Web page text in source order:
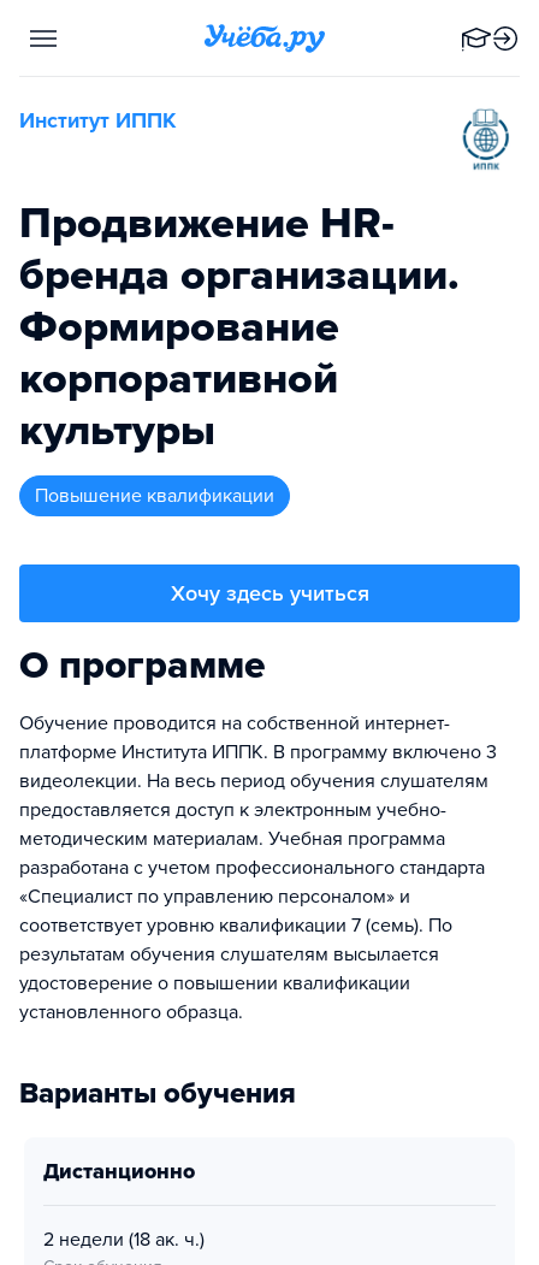
Институт ИППК
Продвижение HR-
бренда организации.
Формирование
корпоративной
культуры
повышение квалификации
Хочу здесь учиться
О программе
Обучение проводится на собственной интернет-
платформе Института ИППК. В программу включено 3
видеолекции. На весь период обучения слушателям
предоставляется доступ к электронным учебно-
методическим материалам. Учебная программа
разработана с учетом профессионального стандарта
«Специалист по управлению персоналом» и
соответствует уровню квалификации 7 (семь). По
результатам обучения слушателям высылается
удостоверение о повышении квалификации
установленного образца.
Варианты обучения
дистанционно
2 недели (18 ак. ч.)